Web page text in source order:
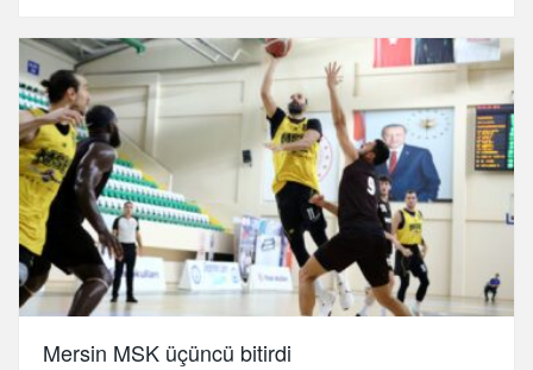
Mersin MSK üçüncü bitirdi